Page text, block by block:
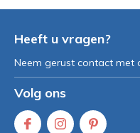
Heeft u vragen?
Neem gerust contact met
Volg ons